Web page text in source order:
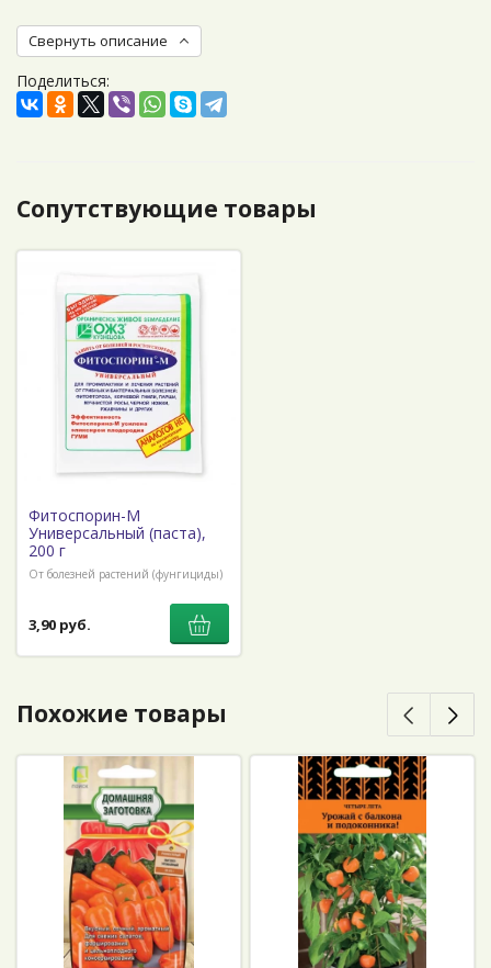
Свернуть описание
Поделиться:
Сопутствующие товары
Фитоспорин-М
Универсальный (паста),
200 г
От болезней растений (фунгициды)
3,90 руб.
Похожие товары